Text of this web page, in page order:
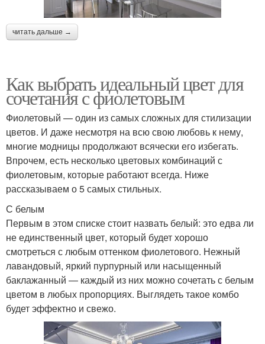
читать дальше →
Как выбрать идеальный цвет для
сочетания с фиолетовым
Фиолетовый — один из самых сложных для стилизации
цветов. И даже несмотря на всю свою любовь к нему,
многие модницы продолжают всячески его избегать.
Впрочем, есть несколько цветовых комбинаций с
фиолетовым, которые работают всегда. Ниже
рассказываем о 5 самых стильных.
С белым
Первым в этом списке стоит назвать белый: это едва ли
не единственный цвет, который будет хорошо
смотреться с любым оттенком фиолетового. Нежный
лавандовый, яркий пурпурный или насыщенный
баклажанный — каждый из них можно сочетать с белым
цветом в любых пропорциях. Выглядеть такое комбо
будет эффектно и свежо.